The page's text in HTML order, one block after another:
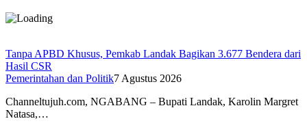
Tanpa APBD Khusus, Pemkab Landak Bagikan 3.677 Bendera dari
Hasil CSR
Pemerintahan dan Politik7 Agustus 2026
Channeltujuh.com, NGABANG – Bupati Landak, Karolin Margret
Natasa,…